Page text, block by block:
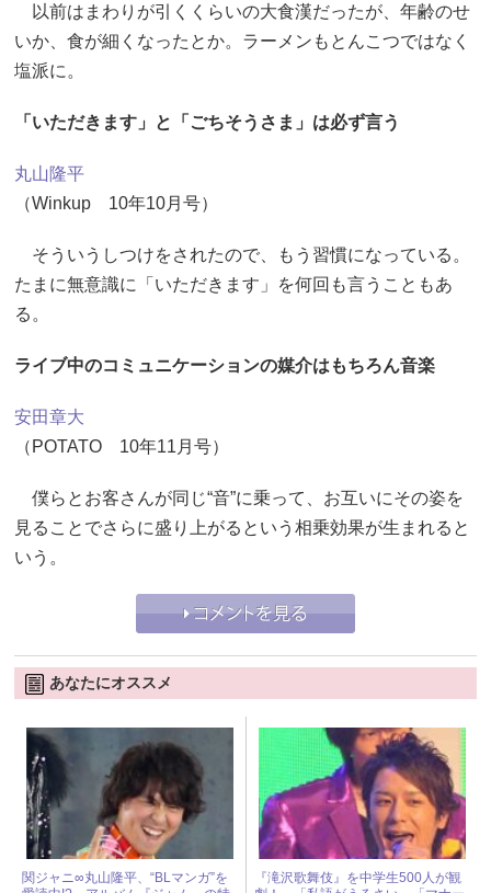
以前はまわりが引くくらいの大食漢だったが、年齢のせ
いか、食が細くなったとか。ラーメンもとんこつではなく
塩派に。
「いただきます」と「ごちそうさま」は必ず言う
丸山隆平
（Winkup 10年10月号）
そういうしつけをされたので、もう習慣になっている。
たまに無意識に「いただきます」を何回も言うこともあ
る。
ライブ中のコミュニケーションの媒介はもちろん音楽
安田章大
（POTATO 10年11月号）
僕らとお客さんが同じ“音”に乗って、お互いにその姿を
見ることでさらに盛り上がるという相乗効果が生まれると
いう。
あなたにオススメ
関ジャニ∞丸山隆平、“BLマンガ”を
『滝沢歌舞伎』を中学生500人が観